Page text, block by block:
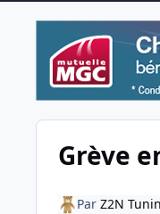
Grève
Par Z2N